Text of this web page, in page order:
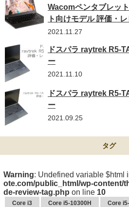
Wacomペンタブレッ
ト向けモデル 評価・
2021.11.27
ドスパラ raytrek R5-
ー
2021.11.10
ドスパラ raytrek R5-
ー
2021.09.25
タグ
Warning: Undefined variable $html
ote.com/public_html/wp-content/
de-review-tag.php on line 10
Core i3 Core i5-10300H Core